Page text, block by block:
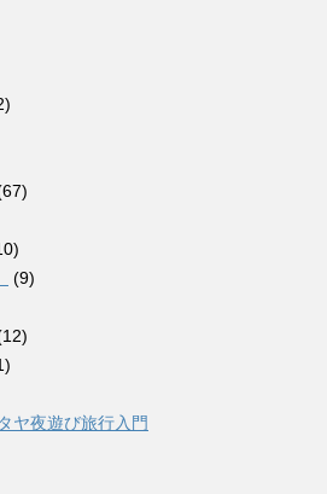
(9)
ヤ夜遊び旅行入門